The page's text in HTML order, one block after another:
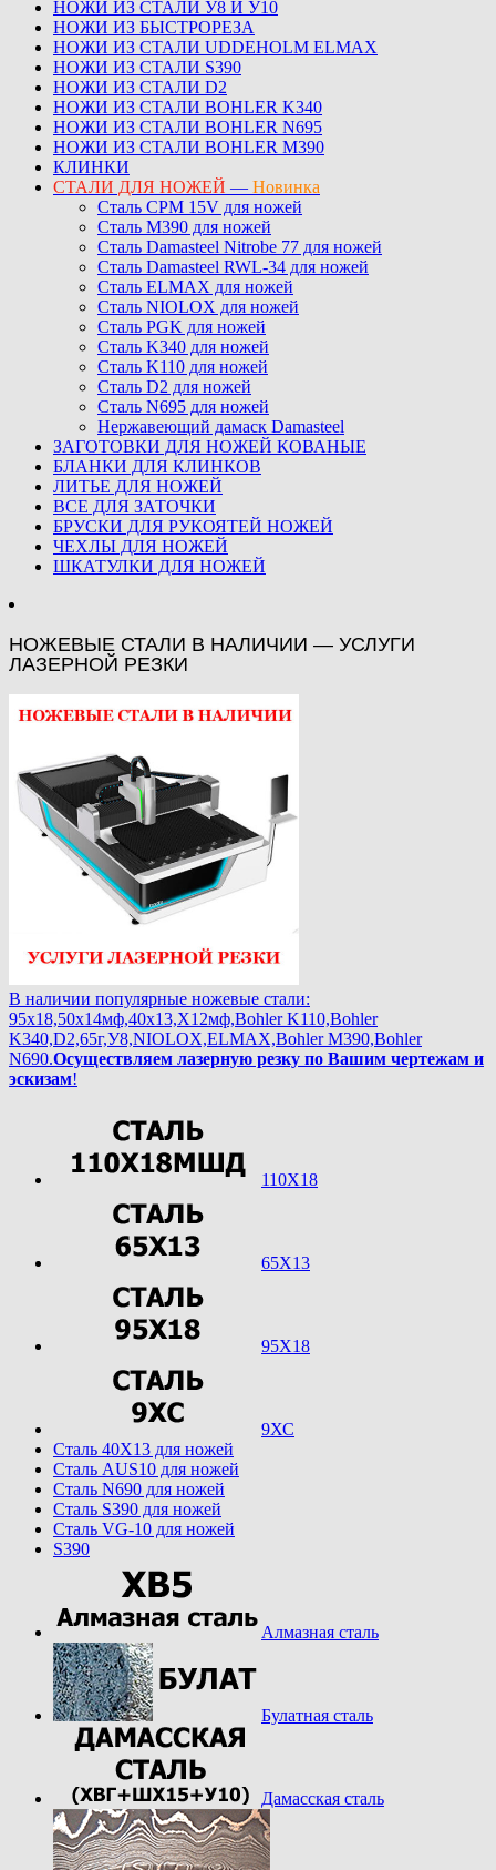
НОЖИ ИЗ СТАЛИ У8 И У10
НОЖИ ИЗ БЫСТРОРЕЗА
НОЖИ ИЗ СТАЛИ UDDEHOLM ELMAX
НОЖИ ИЗ СТАЛИ S390
НОЖИ ИЗ СТАЛИ D2
НОЖИ ИЗ СТАЛИ BOHLER K340
НОЖИ ИЗ СТАЛИ BOHLER N695
НОЖИ ИЗ СТАЛИ BOHLER M390
КЛИНКИ
СТАЛИ ДЛЯ НОЖЕЙ — Новинка
Сталь CPM 15V для ножей
Сталь M390 для ножей
Сталь Damasteel Nitrobe 77 для ножей
Сталь Damasteel RWL-34 для ножей
Сталь ELMAX для ножей
Сталь NIOLOX для ножей
Сталь PGK для ножей
Сталь K340 для ножей
Сталь K110 для ножей
Сталь D2 для ножей
Сталь N695 для ножей
Нержавеющий дамаск Damasteel
ЗАГОТОВКИ ДЛЯ НОЖЕЙ КОВАНЫЕ
БЛАНКИ ДЛЯ КЛИНКОВ
ЛИТЬЕ ДЛЯ НОЖЕЙ
ВСЕ ДЛЯ ЗАТОЧКИ
БРУСКИ ДЛЯ РУКОЯТЕЙ НОЖЕЙ
ЧЕХЛЫ ДЛЯ НОЖЕЙ
ШКАТУЛКИ ДЛЯ НОЖЕЙ
НОЖЕВЫЕ СТАЛИ В НАЛИЧИИ — УСЛУГИ
ЛАЗЕРНОЙ РЕЗКИ
В наличии популярные ножевые стали:
95х18,50х14мф,40х13,Х12мф,Bohler K110,Bohler
K340,D2,65г,У8,NIOLOX,ELMAX,Bohler М390,Bohler
N690.Осуществляем лазерную резку по Вашим чертежам и
эскизам!
110Х18
65Х13
95Х18
9ХС
Cталь 40Х13 для ножей
Cталь AUS10 для ножей
Cталь N690 для ножей
Cталь S390 для ножей
Cталь VG-10 для ножей
S390
Алмазная сталь
Булатная сталь
Дамасская сталь